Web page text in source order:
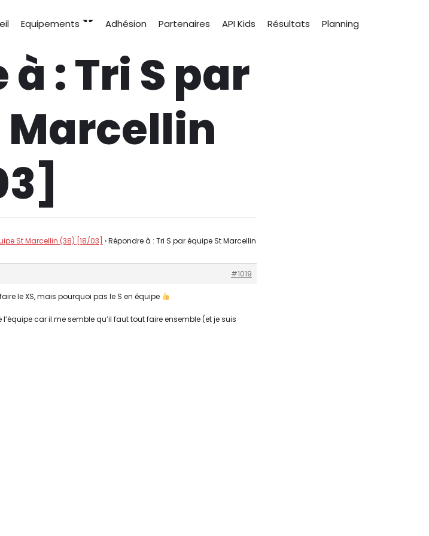
Equipements Adhésion Partenaires API Kids Résultats Planning
: Tri S par
Marcellin
St Marcellin (38) [18/03] ›Répondre à : Tri S par équipe St Marcellin
#1019
le XS, mais pourquoi pas le S en équipe
car il me semble qu’il faut tout faire ensemble (et je suis